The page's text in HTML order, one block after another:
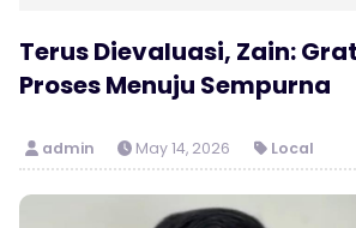
Terus Dievaluasi, Zain:
Proses Menuju Sempurna
admin May 14, 2026 Local